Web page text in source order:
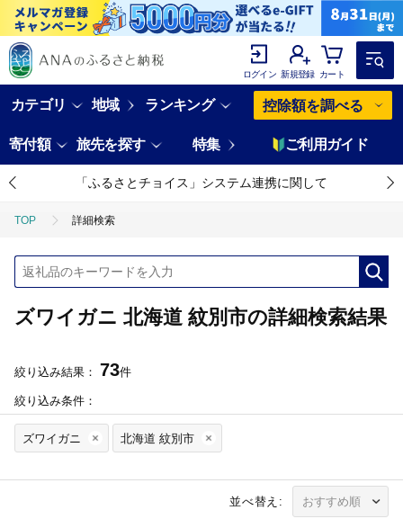
ログイン 新規登録 カート
カテゴリ 地域 ランキング 控除額を調べる
寄付額 旅先を探す 特集 ご利用ガイド
「ふるさとチョイス」システム連携に関して
TOP 詳細検索
ズワイガニ 北海道 紋別市の詳細検索結果
絞り込み結果： 73件
絞り込み条件：
ズワイガニ 北海道 紋別市
並べ替え: